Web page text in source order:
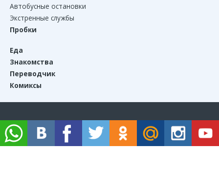
Автобусные остановки
Экстренные службы
Пробки
Еда
Знакомства
Переводчик
Комиксы